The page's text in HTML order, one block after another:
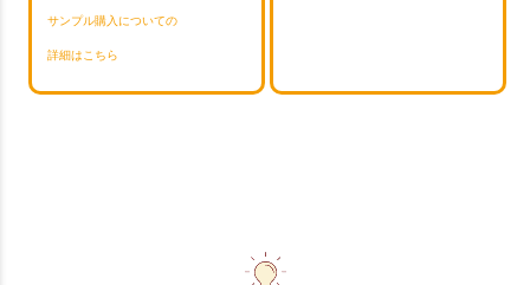
サンプル購入についての
詳細はこちら